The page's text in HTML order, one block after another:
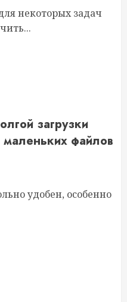
некоторых задач
загрузки
файлов
удобен, особенно